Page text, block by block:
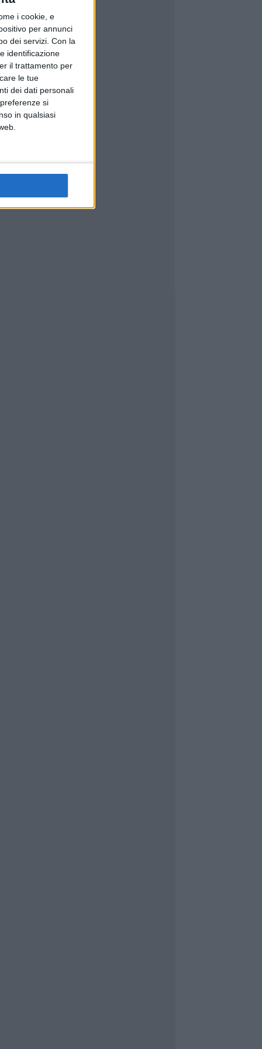
i cookie, e
per annunci
dei servizi. Con la
identificazione
il trattamento per
le tue
dei dati personali
si
in qualsiasi